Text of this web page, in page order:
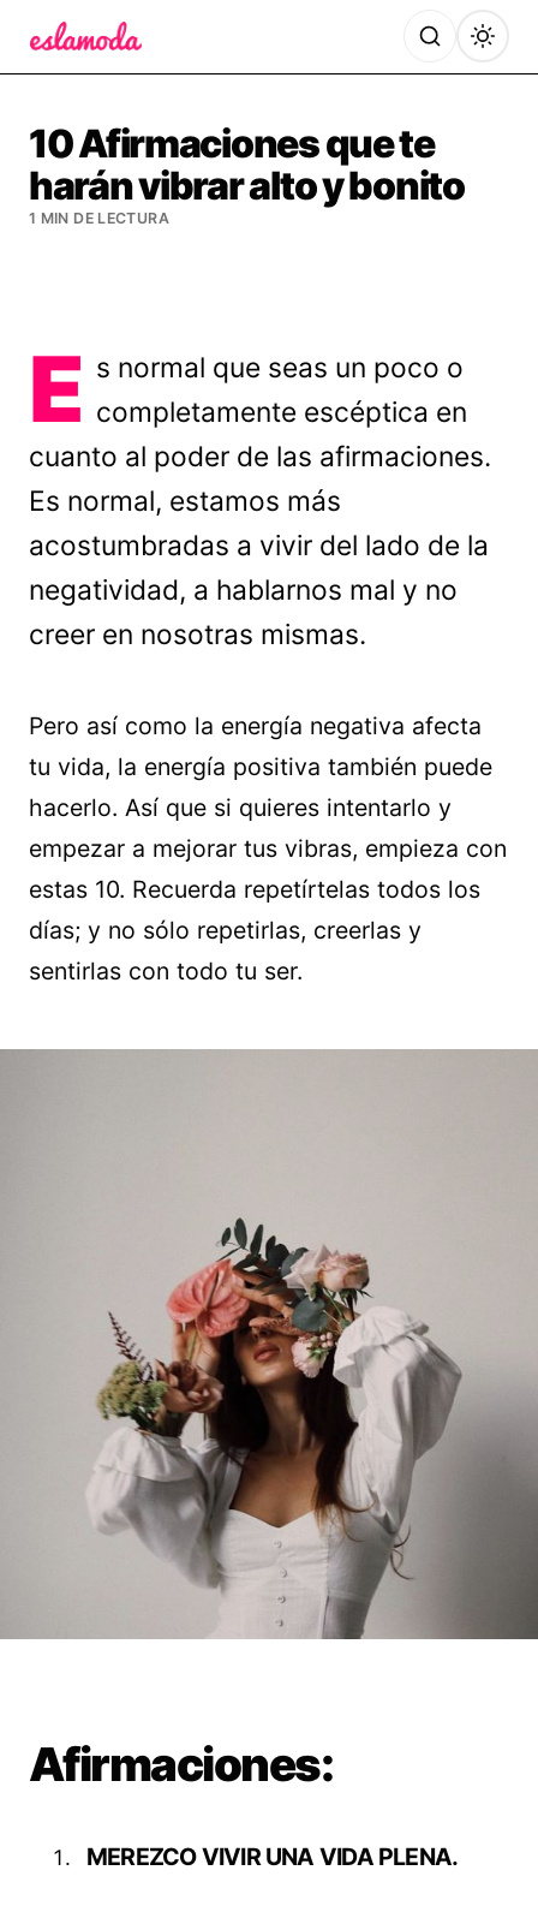
10 Afirmaciones que te
harán vibrar alto y bonito
1 MIN DE LECTURA
E s normal que seas un poco o
completamente escéptica en
cuanto al poder de las afirmaciones.
Es normal, estamos más
acostumbradas a vivir del lado de la
negatividad, a hablarnos mal y no
creer en nosotras mismas.
Pero así como la energía negativa afecta
tu vida, la energía positiva también puede
hacerlo. Así que si quieres intentarlo y
empezar a mejorar tus vibras, empieza con
estas 10. Recuerda repetírtelas todos los
días; y no sólo repetirlas, creerlas y
sentirlas con todo tu ser.
Afirmaciones:
MEREZCO VIVIR UNA VIDA PLENA.